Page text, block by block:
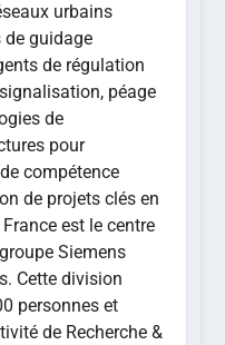
urbains
de guidage
de régulation
péage
de
pour
compétence
de projets clés en
est le centre
Siemens
Cette division
personnes et
de Recherche &